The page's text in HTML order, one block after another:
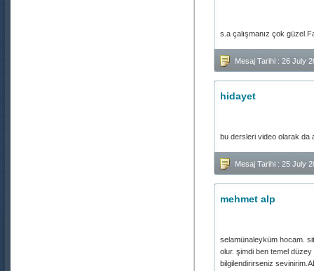
s.a çalışmanız çok
Mesaj Tarihi : 26 July
hidayet
bu dersleri video olarak da
Mesaj Tarihi : 25 July
mehmet alp
selamünaleyküm hocam.
olur. şimdi ben temel düzey
bilgilendirirseniz